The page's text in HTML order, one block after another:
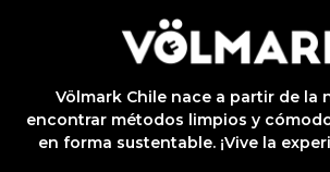
Völmark Chile nace a partir de la
encontrar métodos limpios y
en forma sustentable. ¡Vive la